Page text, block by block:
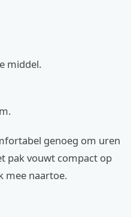
middel.
genoeg om uren
pak vouwt compact op
mee naartoe.